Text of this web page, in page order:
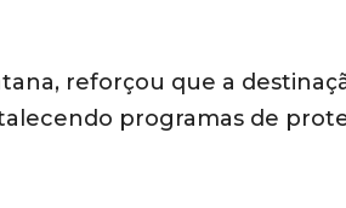
reforçou que a
programas de